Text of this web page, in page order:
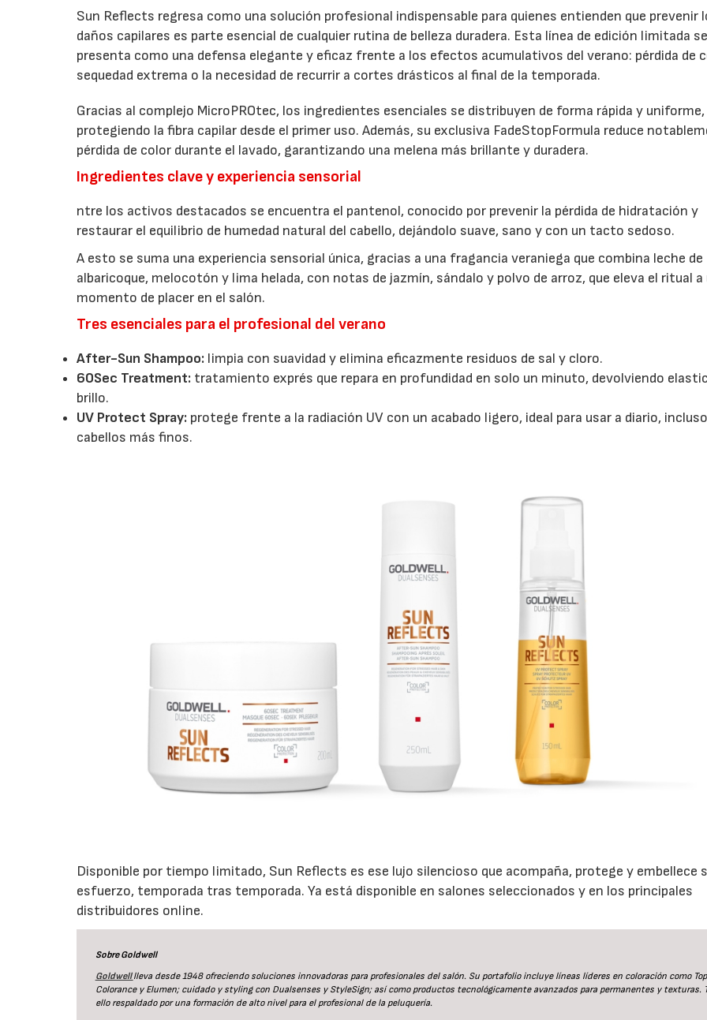
Sun Reflects regresa como una solución profesional indispensable para quienes entienden que prevenir
daños capilares es parte esencial de cualquier rutina de belleza duradera. Esta línea de edición limitada se
presenta como una defensa elegante y eficaz frente a los efectos acumulativos del verano: pérdida de
sequedad extrema o la necesidad de recurrir a cortes drásticos al final de la temporada.
Gracias al complejo MicroPROtec, los ingredientes esenciales se distribuyen de forma rápida y uniforme,
protegiendo la fibra capilar desde el primer uso. Además, su exclusiva FadeStopFormula reduce
pérdida de color durante el lavado, garantizando una melena más brillante y duradera.
Ingredientes clave y experiencia sensorial
ntre los activos destacados se encuentra el pantenol, conocido por prevenir la pérdida de hidratación y
restaurar el equilibrio de humedad natural del cabello, dejándolo suave, sano y con un tacto sedoso.
A esto se suma una experiencia sensorial única, gracias a una fragancia veraniega que combina leche de
albaricoque, melocotón y lima helada, con notas de jazmín, sándalo y polvo de arroz, que eleva el ritual a
momento de placer en el salón.
Tres esenciales para el profesional del verano
After-Sun Shampoo: limpia con suavidad y elimina eficazmente residuos de sal y cloro.
60Sec Treatment: tratamiento exprés que repara en profundidad en solo un minuto, devolviendo
brillo.
UV Protect Spray: protege frente a la radiación UV con un acabado ligero, ideal para usar a diario,
cabellos más finos.
Disponible por tiempo limitado, Sun Reflects es ese lujo silencioso que acompaña, protege y embellece
esfuerzo, temporada tras temporada. Ya está disponible en salones seleccionados y en los principales
distribuidores online.
Sobre Goldwell
Goldwelllleva desde 1948 ofreciendo soluciones innovadoras para profesionales del salón. Su portafolio incluye líneas líderes en coloración como
Colorance y Elumen; cuidado y styling con Dualsenses y StyleSign; así como productos tecnológicamente avanzados para permanentes y texturas.
ello respaldado por una formación de alto nivel para el profesional de la peluquería.